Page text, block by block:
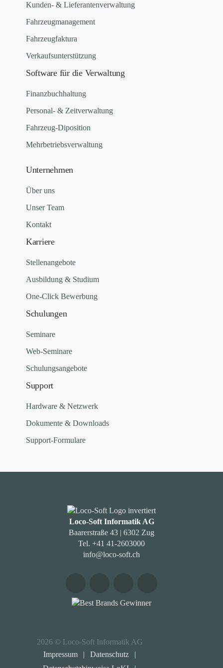
Kunden- & Lieferantenverwaltung
Fahrzeugmanagement
Fahrzeugfaktura
Verkaufsunterstützung
Software für die Verwaltung
Finanzbuchhaltung
Personal- & Zeitverwaltung
Fahrzeug-Diposition
Mehrbetriebsverwaltung
Unternehmen
Über uns
Unser Team
Kontakt
Karriere
Stellenangebote
Ausbildung & Studium
One-Click Bewerbung
Schulungen
Seminare
Web-Seminare
Schulungsangebote
Support
Hardware & Netzwerk
Dokumente & Downloads
Support-Formulare
Loco-Soft Informatik AG
Baarerstraße 43 | 6302 Zug
Tel. +41 41-2603000
info@loco-soft.ch
2026 © Loco-Soft Informatik AG
Impressum
| Datenschutz
|